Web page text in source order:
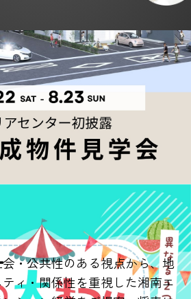
の充実サービス
・公共性のある視点から、地
ィ・関係性を重視した湘南エ